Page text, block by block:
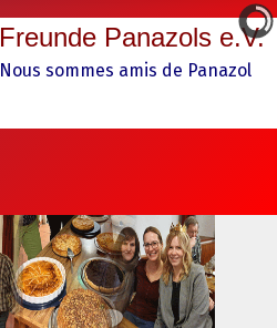
Freunde Panazols e.V.
Nous sommes amis de Panazol